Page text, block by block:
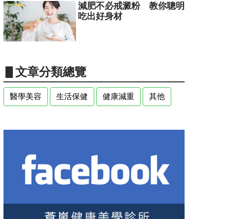
減肥不必戒澱粉 教你聰明
吃出好身材
▋文章分類總覽
醫學美容 生活保健 健康減重 其他